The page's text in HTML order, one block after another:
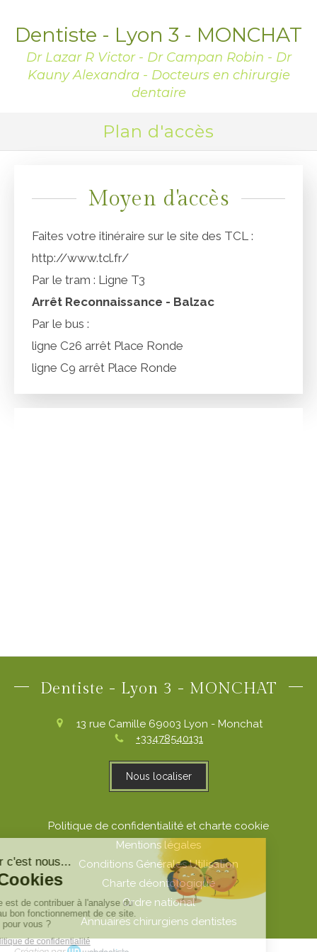
Dentiste - Lyon 3 - MONCHAT
Dr Lazar R Victor - Dr Campan Robin - Dr
Kauny Alexandra - Docteurs en chirurgie
dentaire
Plan d'accès
Moyen d'accès
Faites votre itinéraire sur le site des TCL :
http://www.tcl.fr/
Par le tram : Ligne T3
Arrêt Reconnaissance - Balzac
Par le bus :
ligne C26 arrêt Place Ronde
ligne C9 arrêt Place Ronde
Dentiste - Lyon 3 - MONCHAT
13 rue Camille 69003 Lyon - Monchat
+33478540131
Nous localiser
Politique de confidentialité et charte cookie
Mentions légales
Conditions Générales Utilisation
Charte déontologique
Ordre national
Annuaires chirurgiens dentistes